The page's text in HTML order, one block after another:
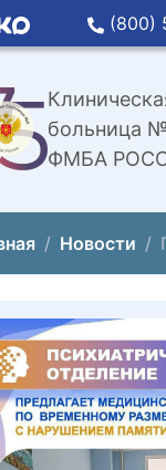
(800)
больница
ФМБА
Новости